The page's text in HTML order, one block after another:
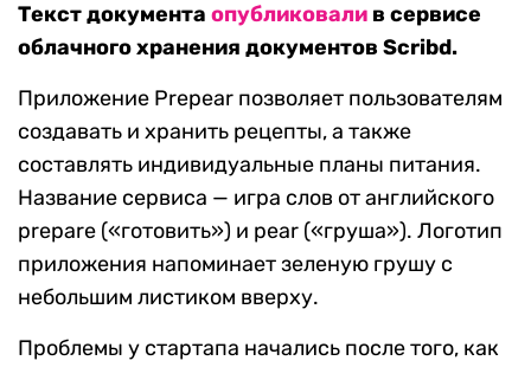
Текст документа опубликовали в сервисе
облачного хранения документов Scribd.
Приложение Prepear позволяет пользователям
создавать и хранить рецепты, а также
составлять индивидуальные планы питания.
Название сервиса — игра слов от английского
prepare («готовить») и pear («груша»). Логотип
приложения напоминает зеленую грушу с
небольшим листиком вверху.
Проблемы у стартапа начались после того, как